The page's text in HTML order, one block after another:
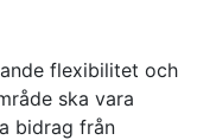
flexibilitet och
ska vara
bidrag från